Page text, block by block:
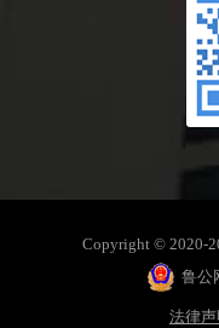
Copyright © 2020-
鲁公
法律声